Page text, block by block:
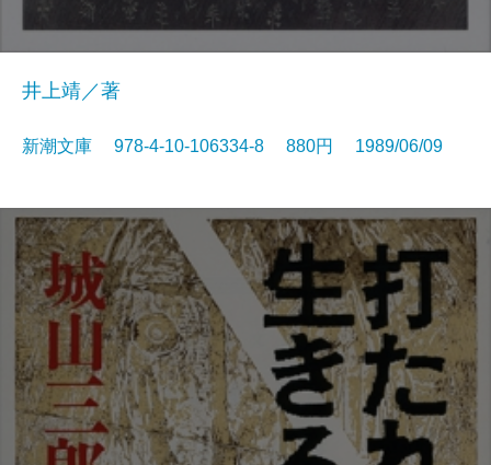
井上靖／著
新潮文庫 978-4-10-106334-8 880円 1989/06/09